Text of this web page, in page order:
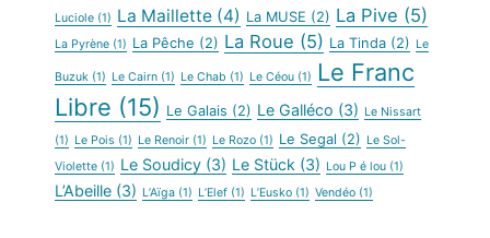
Luciole (1) La Maillette (4) La MUSE (2) La Pive (5)
La Pyrène (1) La Pêche (2) La Roue (5) La Tinda (2) Le
Buzuk (1) Le Cairn (1) Le Chab (1) Le Céou (1)
Le Franc
Libre (15) Le Galais (2) Le Galléco (3) Le Nissart
(1) Le Pois (1) Le Renoir (1) Le Rozo (1) Le Segal (2) Le Sol-
Violette (1) Le Soudicy (3) Le Stück (3) Lou P é lou (1)
L’Abeille (3) L’Aïga (1) L’Elef (1) L’Eusko (1) Vendéo (1)